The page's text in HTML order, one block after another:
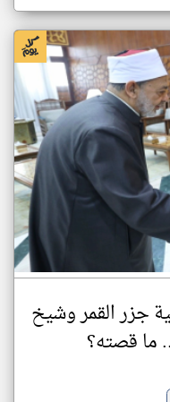
جزر القمر وشيخ
ما قصته؟